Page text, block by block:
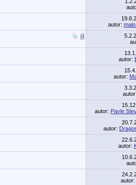
autor:
autor:
autor:
autor:
autor: Pavle
autor:
autor:
autor: